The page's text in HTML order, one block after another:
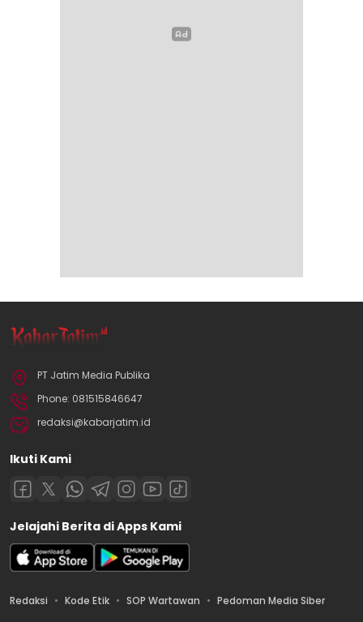
PT Jatim Media Publika
Phone: 081515846647
redaksi@kabarjatim.id
Ikuti Kami
Jelajahi Berita di Apps Kami
Redaksi Kode Etik SOP Wartawan Pedoman Media Siber